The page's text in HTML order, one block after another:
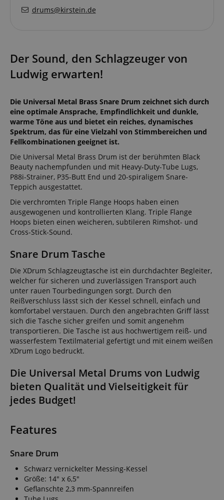
drums@kirstein.de
Der Sound, den Schlagzeuger von
Ludwig erwarten!
Die Universal Metal Brass Snare Drum zeichnet sich durch
eine optimale Ansprache, Empfindlichkeit und dunkle,
warme Töne aus und bietet ein reiches, dynamisches
Spektrum, das für eine Vielzahl von Stimmbereichen und
Fellkombinationen geeignet ist.
Die Universal Metal Brass Drum ist der berühmten Black
Beauty nachempfunden und mit Heavy-Duty-Tube Lugs,
P88i-Strainer, P35-Butt End und 20-spiraligem Snare-
Teppich ausgestattet.
Die verchromten Triple Flange Hoops haben einen
ausgewogenen und kontrollierten Klang. Triple Flange
Hoops bieten einen weicheren, subtileren Rimshot- und
Cross-Stick-Sound.
Snare Drum Tasche
Die XDrum Schlagzeugtasche ist ein durchdachter Begleiter,
welcher für sicheren und zuverlässigen Transport auch
unter rauen Tourbedingungen sorgt. Durch den
Reißverschluss lässt sich der Kessel schnell, einfach und
komfortabel verstauen. Durch den angebrachten Griff lässt
sich die Tasche sicher greifen und somit angenehm
transportieren. Die Tasche ist aus hochwertigem reiß- und
wasserfestem Textilmaterial gefertigt und mit einem weißen
XDrum Logo bedruckt.
Die Universal Metal Drums von Ludwig
bieten Qualität und Vielseitigkeit für
jedes Budget!
Features
Snare Drum
Schwarz vernickelter Messing-Kessel
Größe: 14" x 6,5"
Geflanschte 2,3 mm-Spannreifen